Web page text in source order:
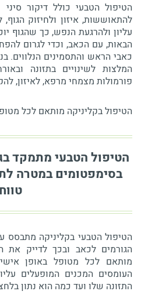
הטיפול הטבעי כולל דיקור
להתאוששות, איזון ולחיזוק
עליון ולהרגעת הנפש, כך שהגוף
הבאות, עם הכאב, וכדי לגרום
כאבי הראש והתסמינים הנלווים.
המלצות לשינויים בתזונה
פורמולות מצמחי מרפא, לאיזון,
הטיפול בקליניקה מותאם לכל
הטיפול הטבעי מתמקד
בסימפטומים במטרה
טווח
הטיפול הטבעי בקליניקה מתבסס
הגורמים לכאב ובכך לדייק את
מותאם לכל מטופל באופן
העומסים המכנים המופעלים
התזונה שלו ועד כמה הוא נתון